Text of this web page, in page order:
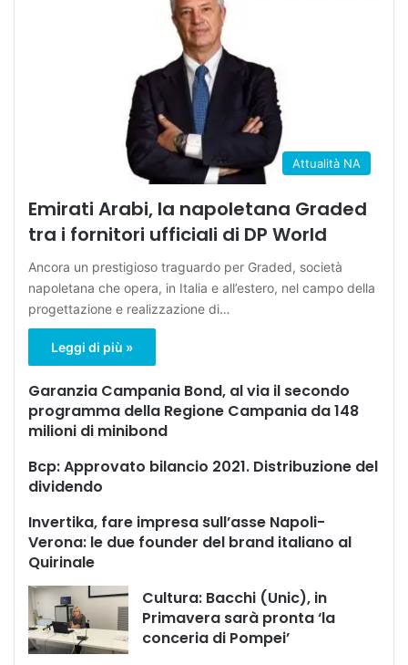
Attualità NA
Emirati Arabi, la napoletana Graded
tra i fornitori ufficiali di DP World
Ancora un prestigioso traguardo per Graded, società
napoletana che opera, in Italia e all’estero, nel campo della
progettazione e realizzazione di…
Leggi di più »
Garanzia Campania Bond, al via il secondo
programma della Regione Campania da 148
milioni di minibond
Bcp: Approvato bilancio 2021. Distribuzione del
dividendo
Invertika, fare impresa sull’asse Napoli-
Verona: le due founder del brand italiano al
Quirinale
Cultura: Bacchi (Unic), in
Primavera sarà pronta ‘la
conceria di Pompei’